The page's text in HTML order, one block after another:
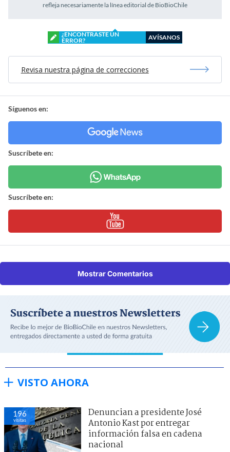
refleja necesariamente la línea editorial de BioBioChile
¿ENCONTRASTE UN
ERROR?
AVÍSANOS
Revisa nuestra página de correcciones
Síguenos en:
Suscríbete en:
Suscríbete en:
Mostrar Comentarios
VISTO AHORA
196
visitas
Denuncian a presidente José
Antonio Kast por entregar
información falsa en cadena
nacional